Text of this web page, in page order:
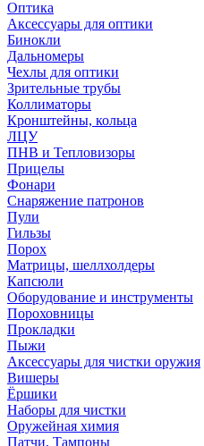
Оптика
Аксессуары для оптики
Бинокли
Дальномеры
Чехлы для оптики
Зрительные трубы
Коллиматоры
Кронштейны, кольца
ЛЦУ
ПНВ и Тепловизоры
Прицелы
Фонари
Снаряжение патронов
Пули
Гильзы
Порох
Матрицы, шеллхолдеры
Капсюли
Оборудование и инструменты
Пороховницы
Прокладки
Пыжи
Аксессуары для чистки оружия
Вишеры
Ёршики
Наборы для чистки
Оружейная химия
Патчи, Тампоны